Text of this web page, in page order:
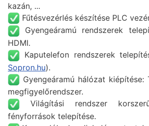
kazán, ...
Fűtésvezérlés készítése PLC
Gyengeáramú rendszerek
HDMI.
Kaputelefon rendszerek
Sopron.hu).
Gyengeáramú hálózat kiépítése:
megfigyelőrendszer.
Világítási rendszer
fényforrások telepítése.